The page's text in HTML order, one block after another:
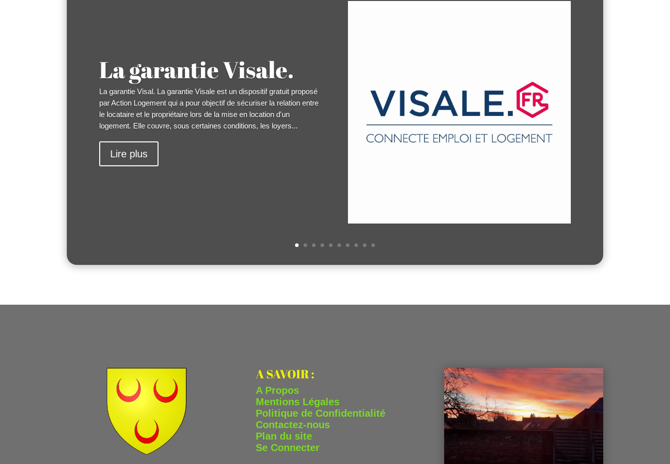
La garantie Visale.
La garantie Visal. La garantie Visale est un dispositif gratuit proposé
par Action Logement qui a pour objectif de sécuriser la relation entre
le locataire et le propriétaire lors de la mise en location d'un
logement. Elle couvre, sous certaines conditions, les loyers...
Lire plus
A SAVOIR :
A Propos
Mentions Légales
Politique de Confidentialité
Contactez-nous
Plan du site
Se Connecter